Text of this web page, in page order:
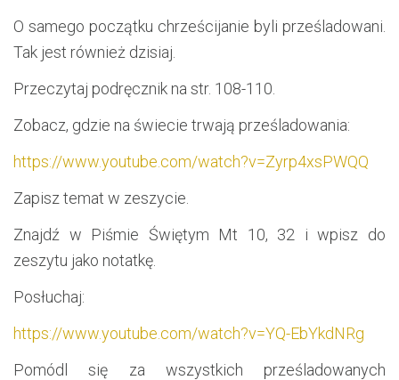
O samego początku chrześcijanie byli prześladowani.
Tak jest również dzisiaj.
Przeczytaj podręcznik na str. 108-110.
Zobacz, gdzie na świecie trwają prześladowania:
https://www.youtube.com/watch?v=Zyrp4xsPWQQ
Zapisz temat w zeszycie.
Znajdź w Piśmie Świętym Mt 10, 32 i wpisz do
zeszytu jako notatkę.
Posłuchaj:
https://www.youtube.com/watch?v=YQ-EbYkdNRg
Pomódl się za wszystkich prześladowanych